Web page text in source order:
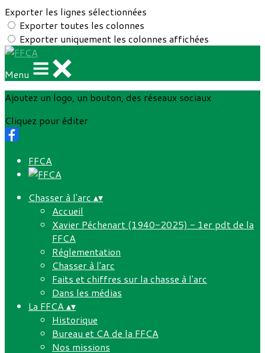
Exporter les lignes sélectionnées
Exporter toutes les colonnes
Exporter uniquement les colonnes affichées
Menu
Ajoutez un logo, un bouton, des réseaux sociaux
Cliquez pour éditer
FFCA
Chasser à l'arc ▴▾
Accueil
Xavier Péchenart (1940-2025) - 1er pdt de la
FFCA
Réglementation
Chasser à l'arc
Faits et chiffres sur la chasse à l'arc
Dans les médias
La FFCA▴▾
Historique
Bureau et CA de la FFCA
Nos missions